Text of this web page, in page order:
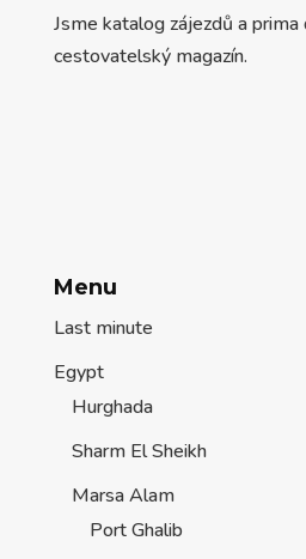
Jsme katalog zájezdů a prima
cestovatelský magazín.
Menu
Last minute
Egypt
Hurghada
Sharm El Sheikh
Marsa Alam
Port Ghalib